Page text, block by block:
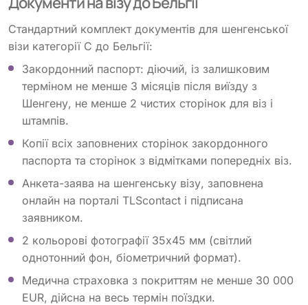
Стандартний комплект документів для шенгенської
візи категорії C до Бельгії:
Закордонний паспорт: діючий, із залишковим
терміном не менше 3 місяців після виїзду з
Шенгену, не менше 2 чистих сторінок для віз і
штампів.
Копії всіх заповнених сторінок закордонного
паспорта та сторінок з відмітками попередніх віз.
Анкета-заява на шенгенську візу, заповнена
онлайн на порталі TLScontact і підписана
заявником.
2 кольорові фотографії 35х45 мм (світлий
однотонний фон, біометричний формат).
Медична страховка з покриттям не менше 30 000
EUR, дійсна на весь термін поїздки.